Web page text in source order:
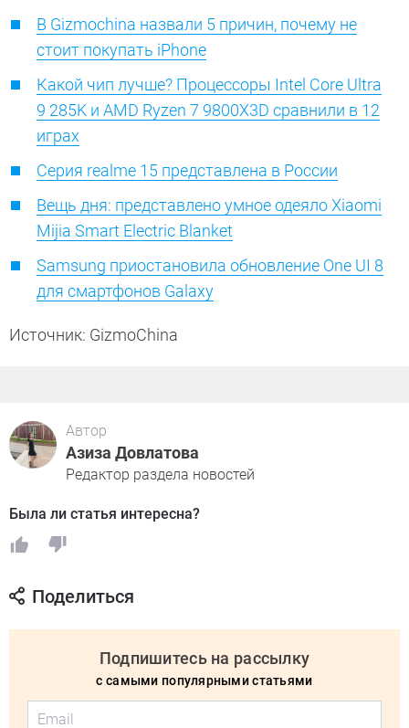
В Gizmochina назвали 5 причин, почему не
стоит покупать iPhone
Какой чип лучше? Процессоры Intel Core Ultra
9 285K и AMD Ryzen 7 9800X3D сравнили в 12
играх
Серия realme 15 представлена в России
Вещь дня: представлено умное одеяло Xiaomi
Mijia Smart Electric Blanket
Samsung приостановила обновление One UI 8
для смартфонов Galaxy
Источник: GizmoChina
Автор
Азиза Довлатова
Редактор раздела новостей
Была ли статья интересна?
Поделиться
Подпишитесь на рассылку
с самыми популярными статьями